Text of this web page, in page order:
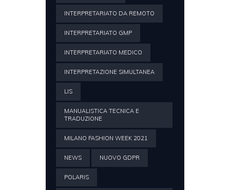
INTERPRETARIATO DA REMOTO
INTERPRETARIATO GMP
INTERPRETARIATO MEDICO
INTERPRETAZIONE SIMULTANEA
LIS
MANUALISTICA TECNICA E
TRADUZIONE
MILANO FASHION WEEK 2021
NEWS NUOVO GDPR
POLARIS